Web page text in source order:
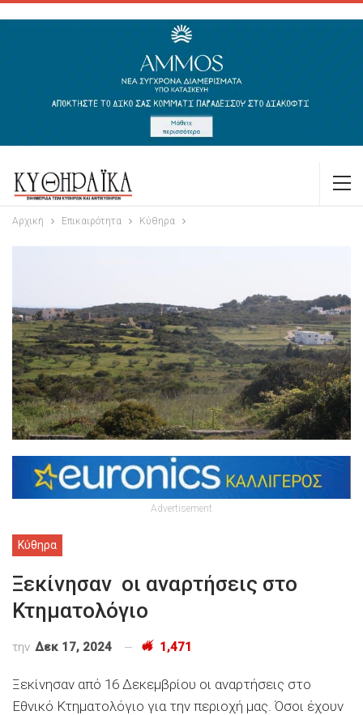
Αρχική Επικαιρότητα Κύθηρα
Advertisement
Κύθηρα
Ξεκίνησαν οι αναρτήσεις στο
Κτηματολόγιο
την Δεκ 17, 2024 1,471
Ξεκίνησαν από 16 Δεκεμβρίου οι αναρτήσεις στο
Εθνικό Κτηματολόγιο για την περιοχή μας. Όσοι έχουν